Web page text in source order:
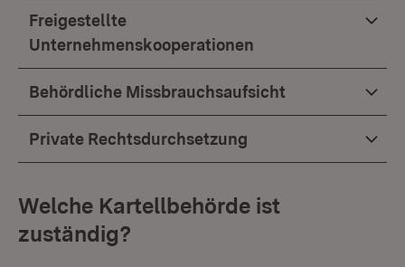
Freigestellte
Unternehmenskooperationen
Behördliche Missbrauchsaufsicht
Private Rechtsdurchsetzung
Welche Kartellbehörde ist
zuständig?